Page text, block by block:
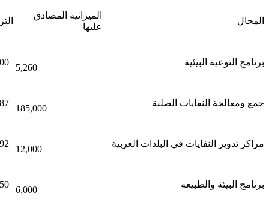
المجال
الميزانية المصادق
عليها
برنامج التوعية البيئية
5,260
جمع ومعالجة النفايات الصلبة
185,000
مراكز تدوير النفايات في البلدات العربية
12,000
برنامج البيئة والطبيعة
6,000